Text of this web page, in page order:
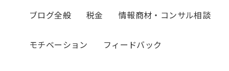
ブログ全般 税金 情報商材・コンサル相談
モチベーション フィードバック